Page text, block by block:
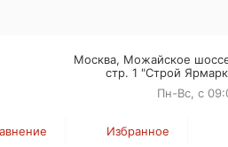
Москва, Можайское
стр. 1 "Строй
Пн-Вс, с
Избранное